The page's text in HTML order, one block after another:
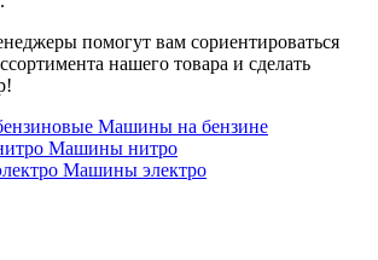
помогут вам сориентироваться
нашего товара и сделать
Машины на бензине
Машины нитро
Машины электро